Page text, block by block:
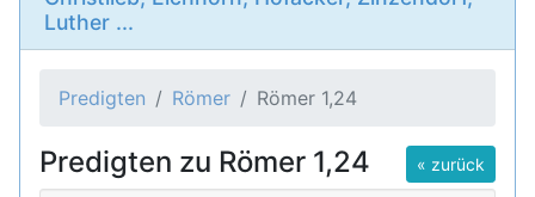
Luther ...
Predigten Römer Römer 1,24
« zurück
Predigten zu Römer 1,24